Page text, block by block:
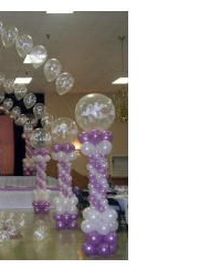
Садовые арки
Арка для вьющихся
растений